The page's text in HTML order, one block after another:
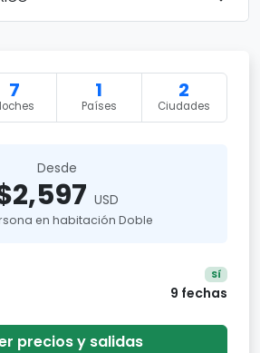
7 1
Países
2
Ciudades
Desde
USD
en habitación Doble
Sí
9 fechas
precios y salidas